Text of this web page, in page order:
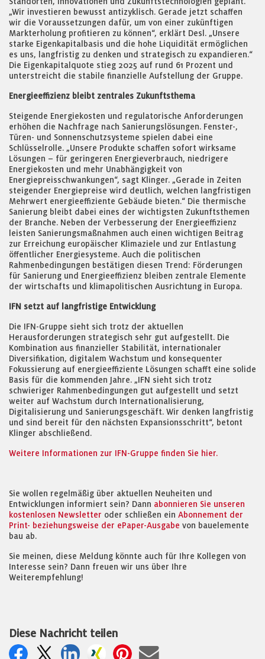
„Wir investieren bewusst antizyklisch. Gerade jetzt schaffen
wir die Voraussetzungen dafür, um von einer zukünftigen
Markterholung profitieren zu können“, erklärt Desl. „Unsere
starke Eigenkapitalbasis und die hohe Liquidität ermöglichen
es uns, langfristig zu denken und strategisch zu expandieren.“
Die Eigenkapitalquote stieg 2025 auf rund 61 Prozent und
unterstreicht die stabile finanzielle Aufstellung der Gruppe.
Energieeffizienz bleibt zentrales Zukunftsthema
Steigende Energiekosten und regulatorische Anforderungen
erhöhen die Nachfrage nach Sanierungslösungen. Fenster-,
Türen- und Sonnenschutzsysteme spielen dabei eine
Schlüsselrolle. „Unsere Produkte schaffen sofort wirksame
Lösungen – für geringeren Energieverbrauch, niedrigere
Energiekosten und mehr Unabhängigkeit von
Energiepreisschwankungen“, sagt Klinger. „Gerade in Zeiten
steigender Energiepreise wird deutlich, welchen langfristigen
Mehrwert energieeffiziente Gebäude bieten.“ Die thermische
Sanierung bleibt dabei eines der wichtigsten Zukunftsthemen
der Branche. Neben der Verbesserung der Energieeffizienz
leisten Sanierungsmaßnahmen auch einen wichtigen Beitrag
zur Erreichung europäischer Klimaziele und zur Entlastung
öffentlicher Energiesysteme. Auch die politischen
Rahmenbedingungen bestätigen diesen Trend: Förderungen
für Sanierung und Energieeffizienz bleiben zentrale Elemente
der wirtschafts und klimapolitischen Ausrichtung in Europa.
IFN setzt auf langfristige Entwicklung
Die IFN-Gruppe sieht sich trotz der aktuellen
Herausforderungen strategisch sehr gut aufgestellt. Die
Kombination aus finanzieller Stabilität, internationaler
Diversifikation, digitalem Wachstum und konsequenter
Fokussierung auf energieeffiziente Lösungen schafft eine solide
Basis für die kommenden Jahre. „IFN sieht sich trotz
schwieriger Rahmenbedingungen gut aufgestellt und setzt
weiter auf Wachstum durch Internationalisierung,
Digitalisierung und Sanierungsgeschäft. Wir denken langfristig
und sind bereit für den nächsten Expansionsschritt“, betont
Klinger abschließend.
Weitere Informationen zur IFN-Gruppe finden Sie hier.
Sie wollen regelmäßig über aktuellen Neuheiten und
Entwicklungen informiert sein? Dann abonnieren Sie unseren
kostenlosen Newsletter oder schließen ein Abonnement der
Print- beziehungsweise der ePaper-Ausgabe von bauelemente
bau ab.
Sie meinen, diese Meldung könnte auch für Ihre Kollegen von
Interesse sein? Dann freuen wir uns über Ihre
Weiterempfehlung!
Diese Nachricht teilen